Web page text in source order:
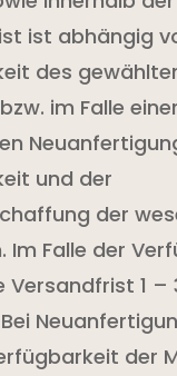
ist abhängig
des
im Falle einer
und der
der
Im Falle der
1 –
der